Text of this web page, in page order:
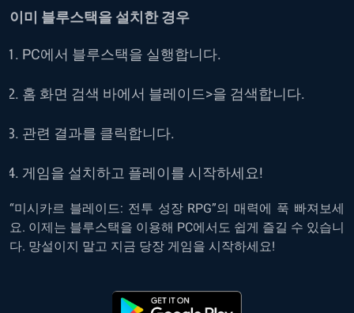
이미 블루스택을 설치한 경우
PC에서 블루스택을 실행합니다.
홈 화면 검색 바에서 블레이드>을 검색합니다.
관련 결과를 클릭합니다.
게임을 설치하고 플레이를 시작하세요!
“미시카르 블레이드: 전투 성장 RPG”의 매력에 푹 빠져보세
요. 이제는 블루스택을 이용해 PC에서도 쉽게 즐길 수 있습니
다. 망설이지 말고 지금 당장 게임을 시작하세요!